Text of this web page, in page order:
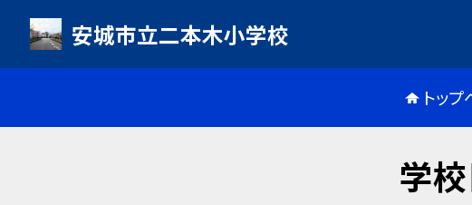
安城市立二本木小学校
トッ
学